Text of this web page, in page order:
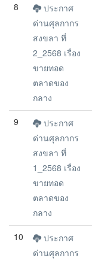
8
ประกาศ
ด่านศุลกากร
สงขลา ที่
2_2568 เรื่อง
ขายทอด
ตลาดของ
กลาง
9
ประกาศ
ด่านศุลกากร
สงขลา ที่
1_2568 เรื่อง
ขายทอด
ตลาดของ
กลาง
10
ประกาศ
ด่านศุลกากร